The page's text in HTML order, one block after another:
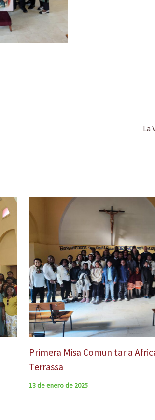
La
Primera Misa Comunitaria
Terrassa
13 de enero de 2025